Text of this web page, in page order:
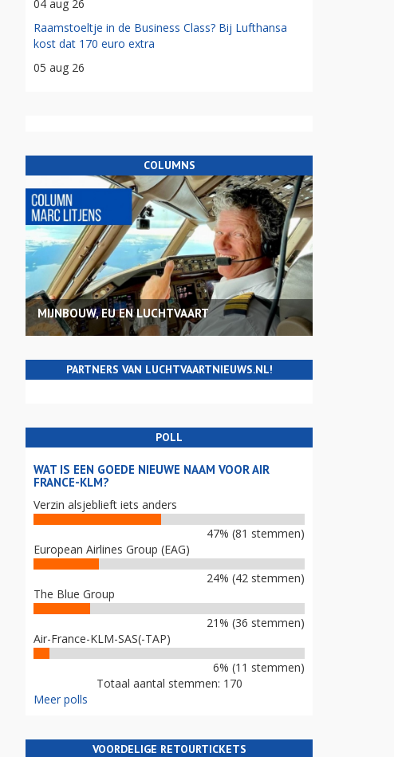
04 aug 26
Raamstoeltje in de Business Class? Bij Lufthansa
kost dat 170 euro extra
05 aug 26
COLUMNS
MIJNBOUW, EU EN LUCHTVAART
PARTNERS VAN LUCHTVAARTNIEUWS.NL!
POLL
WAT IS EEN GOEDE NIEUWE NAAM VOOR AIR
FRANCE-KLM?
Verzin alsjeblieft iets anders
47% (81 stemmen)
European Airlines Group (EAG)
24% (42 stemmen)
The Blue Group
21% (36 stemmen)
Air-France-KLM-SAS(-TAP)
6% (11 stemmen)
Totaal aantal stemmen: 170
Meer polls
VOORDELIGE RETOURTICKETS